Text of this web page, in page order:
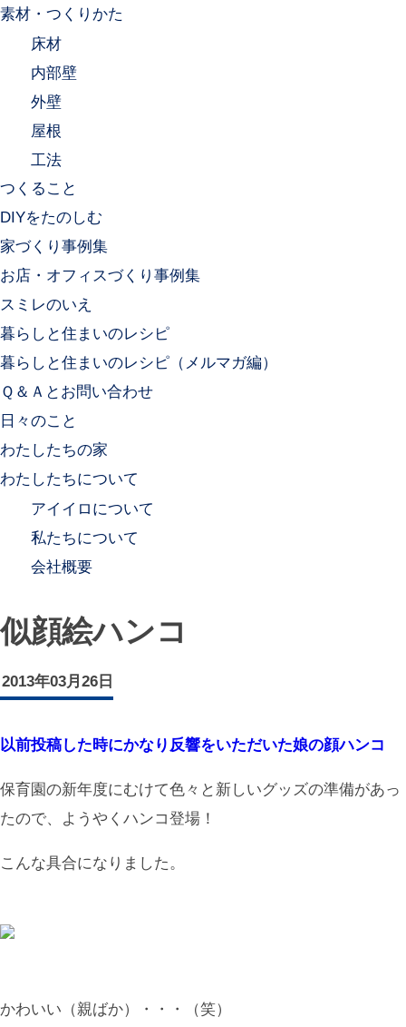
素材・つくりかた
床材
内部壁
外壁
屋根
工法
つくること
DIYをたのしむ
家づくり事例集
お店・オフィスづくり事例集
スミレのいえ
暮らしと住まいのレシピ
暮らしと住まいのレシピ（メルマガ編）
Ｑ＆Ａとお問い合わせ
日々のこと
わたしたちの家
わたしたちについて
アイイロについて
私たちについて
会社概要
似顔絵ハンコ
2013年03月26日
以前投稿した時にかなり反響をいただいた娘の顔ハンコ
保育園の新年度にむけて色々と新しいグッズの準備があっ
たので、ようやくハンコ登場！
こんな具合になりました。
かわいい（親ばか）・・・（笑）